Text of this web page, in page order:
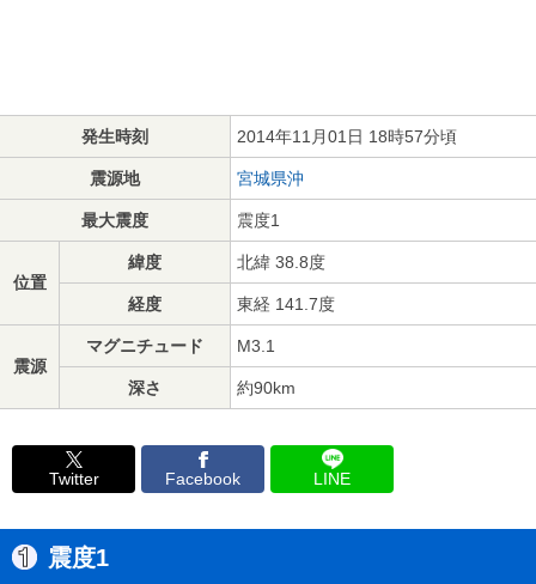
発生時刻 2014年11月01日 18時57分頃
震源地 宮城県沖
最大震度 震度1
位置
緯度 北緯 38.8度
経度 東経 141.7度
震源
マグニチュード M3.1
深さ 約90km
Twitter Facebook LINE
震度1